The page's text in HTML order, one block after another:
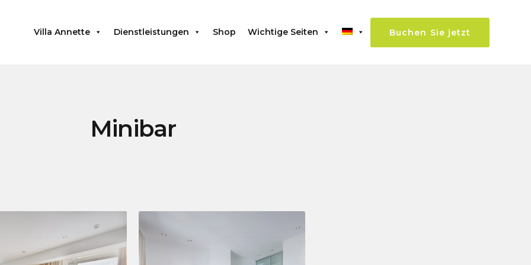
Villa Annette Dienstleistungen Shop Wichtige Seiten Buchen Sie jetzt
Minibar